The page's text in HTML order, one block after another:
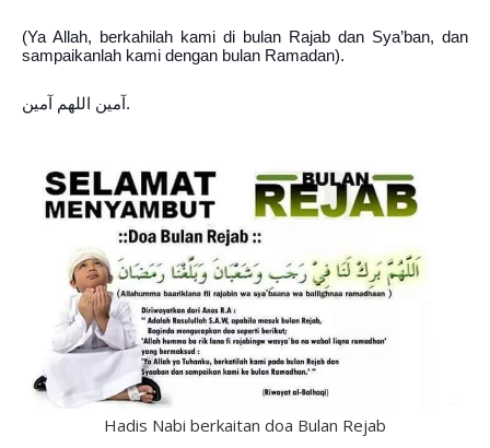
(Ya Allah, berkahilah kami di bulan Rajab dan Sya’ban, dan
sampaikanlah kami dengan bulan Ramadan).
آمين اللهم آمين.
Hadis Nabi berkaitan doa Bulan Rejab